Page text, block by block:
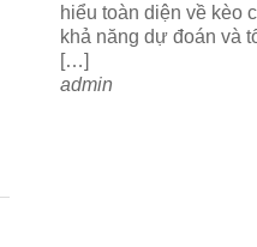
hiểu toàn diện về kèo
khả năng dự đoán và
[…]
admin